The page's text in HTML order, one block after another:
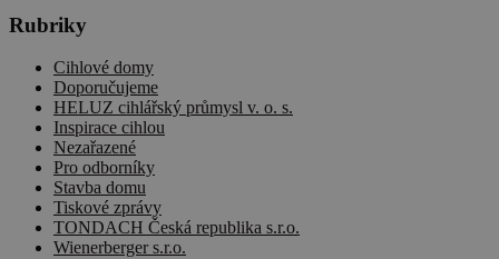
Rubriky
Cihlové domy
Doporučujeme
HELUZ cihlářský průmysl v. o. s.
Inspirace cihlou
Nezařazené
Pro odborníky
Stavba domu
Tiskové zprávy
TONDACH Česká republika s.r.o.
Wienerberger s.r.o.
zásadách ochrany soukromí společnosti Google